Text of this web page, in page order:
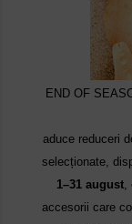
END OF
aduce reduceri
selecționate,
1–31 august,
accesorii care